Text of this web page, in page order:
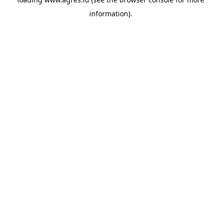
information).